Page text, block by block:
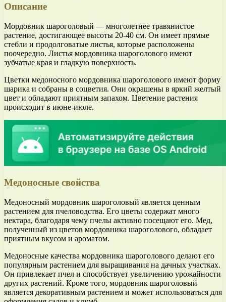
Описание
Мордовник шароголовый — многолетнее травянистое
растение, достигающее высоты 20-40 см. Он имеет прямые
стебли и продолговатые листья, которые расположены
поочередно. Листья мордовника шароголового имеют
зубчатые края и гладкую поверхность.
Цветки медоносного мордовника шароголового имеют форму
шарика и собраны в соцветия. Они окрашены в яркий желтый
цвет и обладают приятным запахом. Цветение растения
происходит в июне-июле.
Медоносные свойства
Медоносный мордовник шароголовый является ценным
растением для пчеловодства. Его цветы содержат много
нектара, благодаря чему пчелы активно посещают его. Мед,
полученный из цветов мордовника шароголового, обладает
приятным вкусом и ароматом.
Медоносные качества мордовника шароголового делают его
популярным растением для выращивания на дачных участках.
Он привлекает пчел и способствует увеличению урожайности
других растений. Кроме того, мордовник шароголовый
является декоративным растением и может использоваться для